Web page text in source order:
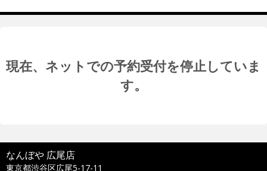
現在、ネットでの予約受付を停止していま
す。
なんぼや 広尾店
東京都渋谷区広尾5-17-11